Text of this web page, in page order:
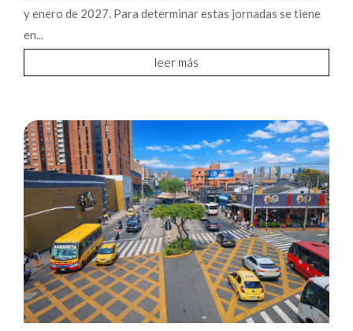
y enero de 2027. Para determinar estas jornadas se tiene
en...
leer más